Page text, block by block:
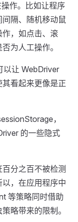
作。比如让程序
隔、随机移动鼠
，如点击、滚
为人工操作。
以让 WebDriver
看起来更像是正
，
的一些隐式
分之百不被检测
，在应用程序中
等策略同时借助
略带来的限制。